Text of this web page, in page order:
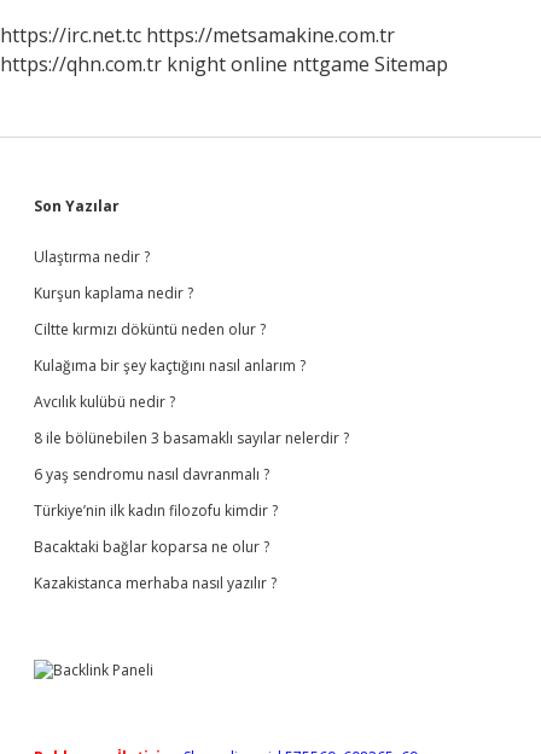
https://irc.net.tc https://metsamakine.com.tr
https://qhn.com.tr knight online nttgame Sitemap
Sidebar
Son Yazılar
Ulaştırma nedir ?
Kurşun kaplama nedir ?
Ciltte kırmızı döküntü neden olur ?
Kulağıma bir şey kaçtığını nasıl anlarım ?
Avcılık kulübü nedir ?
8 ile bölünebilen 3 basamaklı sayılar nelerdir ?
6 yaş sendromu nasıl davranmalı ?
Türkiye’nin ilk kadın filozofu kimdir ?
Bacaktaki bağlar koparsa ne olur ?
Kazakistanca merhaba nasıl yazılır ?